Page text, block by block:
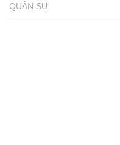
QUÂN SỰ